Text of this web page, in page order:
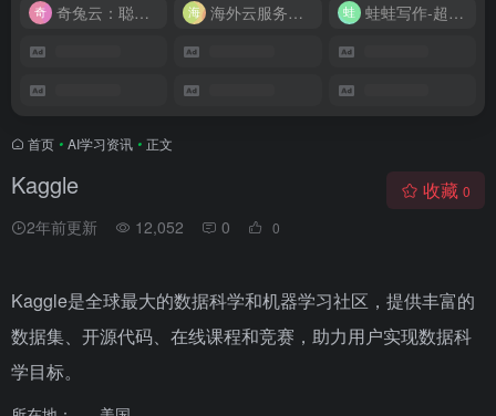
奇兔云：聪明人的“省”钱计划！
海外云服务器全网最低价 蛙蛙写作-超级AI智能写作助手
首页 • AI学习资讯 • 正文
Kaggle
2年前更新 12,052 0 0
收藏 0
Kaggle是全球最大的数据科学和机器学习社区，提供丰富的
数据集、开源代码、在线课程和竞赛，助力用户实现数据科
学目标。